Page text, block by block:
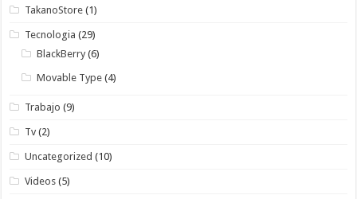
TakanoStore (1)
Tecnologia (29)
BlackBerry (6)
Movable Type (4)
Trabajo (9)
Tv (2)
Uncategorized (10)
Videos (5)